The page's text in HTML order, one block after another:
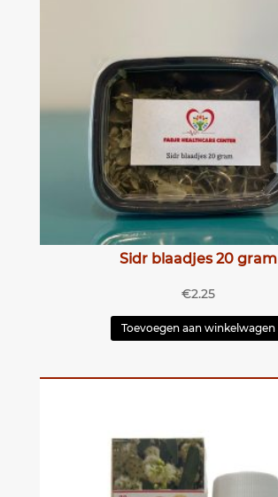
Sidr blaadjes 20 gram
€2.25
Toevoegen aan winkelwagen